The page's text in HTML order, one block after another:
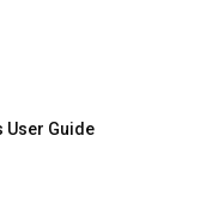
User Guide